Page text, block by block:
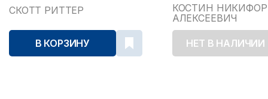
2024
СКОТТ РИТТЕР
В КОРЗИНУ
КОСТИН НИКИФОР
АЛЕКСЕЕВИЧ
НЕТ В НАЛИЧИИ